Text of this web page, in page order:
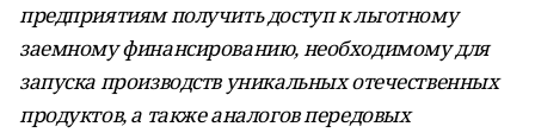
предприятиям получить доступ к льготному
заемному финансированию, необходимому для
запуска производств уникальных отечественных
продуктов, а также аналогов передовых